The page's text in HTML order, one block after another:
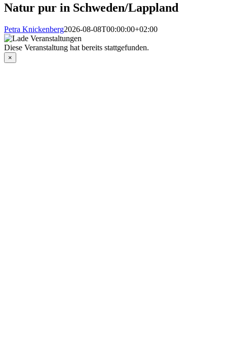
Natur pur in Schweden/Lappland
Petra Knickenberg2026-08-08T00:00:00+02:00
Diese Veranstaltung hat bereits stattgefunden.
×